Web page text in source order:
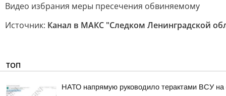
Видео избрания меры пресечения обвиняемому
Источник: Канал в МАКС "Следком Ленинградской
ТОП
НАТО напрямую руководило терактами ВСУ на